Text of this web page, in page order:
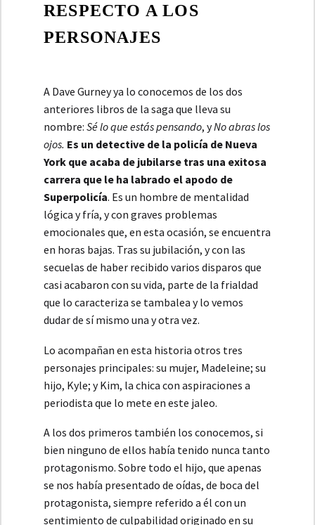
RESPECTO A LOS
PERSONAJES
A Dave Gurney ya lo conocemos de los dos
anteriores libros de la saga que lleva su
nombre: Sé lo que estás pensando, yNo abras los
ojos. Es un detective de la policía de Nueva
York que acaba de jubilarse tras una exitosa
carrera que le ha labrado el apodo de
Superpolicía. Es un hombre de mentalidad
lógica y fría, y con graves problemas
emocionales que, en esta ocasión, se encuentra
en horas bajas. Tras su jubilación, y con las
secuelas de haber recibido varios disparos que
casi acabaron con su vida, parte de la frialdad
que lo caracteriza se tambalea y lo vemos
dudar de sí mismo una y otra vez.
Lo acompañan en esta historia otros tres
personajes principales: su mujer, Madeleine; su
hijo, Kyle; y Kim, la chica con aspiraciones a
periodista que lo mete en este jaleo.
A los dos primeros también los conocemos, si
bien ninguno de ellos había tenido nunca tanto
protagonismo. Sobre todo el hijo, que apenas
se nos había presentado de oídas, de boca del
protagonista, siempre referido a él con un
sentimiento de culpabilidad originado en su